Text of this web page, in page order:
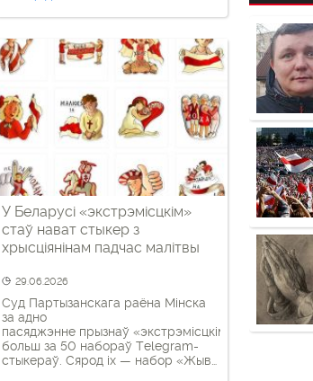
установы». Гэта ўжо другі
артыкуле 411 Крымінальнага
кодэкса. Раней, у 2024 годзе, такую
ж справу супраць яго завялі ў
У Беларусі «экстрэмісцкім»
стаў нават стыкер з
хрысціянінам падчас малітвы
29.06.2026
Суд Партызанскага раёна Мінска
за адно
пасяджэнне прызнаў «экстрэмісцкімі»
больш за 50 набораў Telegram-
стыкераў. Сярод іх — набор «Жыве